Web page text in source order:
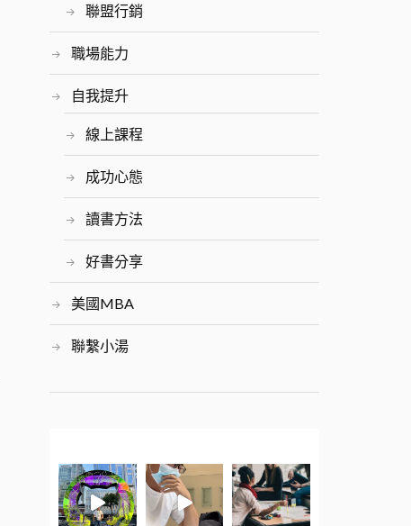
聯盟行銷
職場能力
自我提升
線上課程
成功心態
讀書方法
好書分享
美國MBA
聯繫小湯